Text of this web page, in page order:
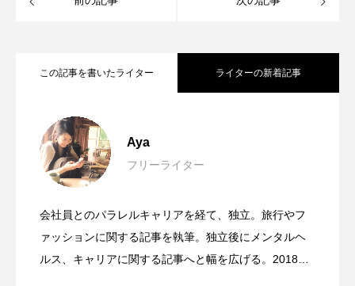
この記事を書いたライター ライターの新着記事
Aya
フリーライター
会社員とのパラレルキャリアを経て、独立。旅行やフ
ァッションに関する記事を執筆。独立後にメンタルヘ
ルス、キャリアに関する記事へと幅を広げる。2018年1
2024.04.14
2023.12.21
用との違いや注目される背景
2023.10.21 男性育休が義務化！取得による企業や従